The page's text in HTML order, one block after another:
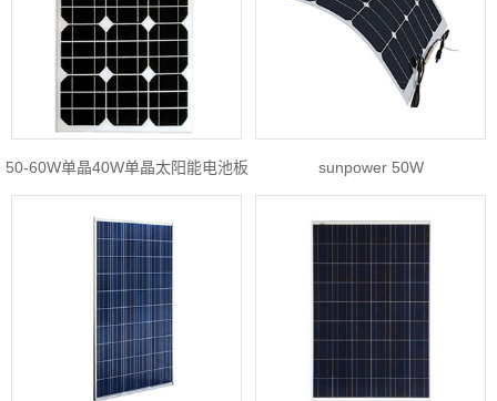
50-60W单晶40W单晶太阳能电池板 sunpower 50W